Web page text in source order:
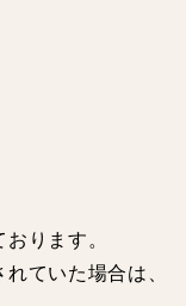
ります。
ていた場合は、